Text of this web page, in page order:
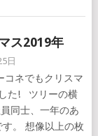
ス2019年
日
コネでもクリスマ
た! ツリーの横
同士、一年のあ
。 想像以上の枚